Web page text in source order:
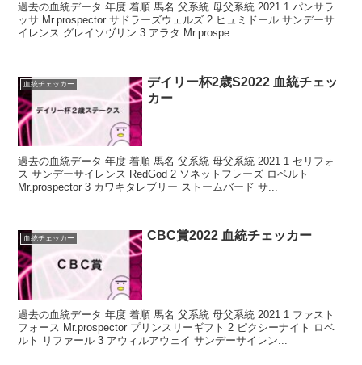
過去の血統データ 年度 着順 馬名 父系統 母父系統 2021 1 パンサラ
ッサ Mr.prospector サドラーズウェルズ 2 ヒュミドール サンデーサ
イレンス グレイソヴリン 3 アラタ Mr.prospe...
血統チェッカー
デイリー杯2歳S2022 血統チェッ
カー
過去の血統データ 年度 着順 馬名 父系統 母父系統 2021 1 セリフォ
ス サンデーサイレンス RedGod 2 ソネットフレーズ ロベルト
Mr.prospector 3 カワキタレブリー ストームバード サ...
血統チェッカー CBC賞2022 血統チェッカー
過去の血統データ 年度 着順 馬名 父系統 母父系統 2021 1 ファスト
フォース Mr.prospector プリンスリーギフト 2 ピクシーナイト ロベ
ルト リファール 3 アウィルアウェイ サンデーサイレン...